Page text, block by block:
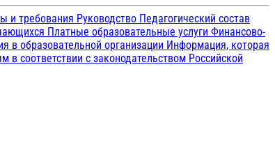
и требования Руководство Педагогический состав
Платные образовательные услуги Финансово-
в образовательной организации Информация, которая
соответствии с законодательством Российской